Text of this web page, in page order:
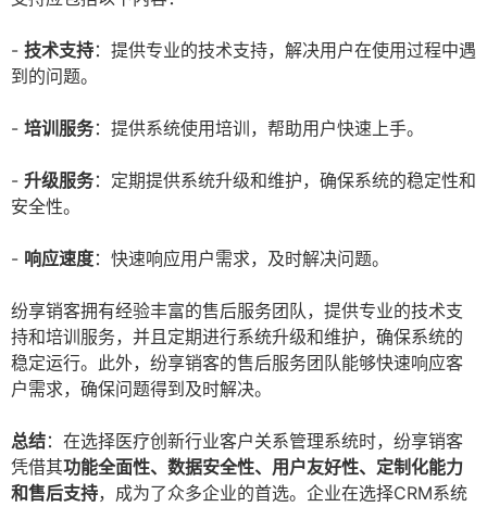
- 技术支持：提供专业的技术支持，解决用户在使用过程中遇
到的问题。
- 培训服务：提供系统使用培训，帮助用户快速上手。
- 升级服务：定期提供系统升级和维护，确保系统的稳定性和
安全性。
- 响应速度：快速响应用户需求，及时解决问题。
纷享销客拥有经验丰富的售后服务团队，提供专业的技术支
持和培训服务，并且定期进行系统升级和维护，确保系统的
稳定运行。此外，纷享销客的售后服务团队能够快速响应客
户需求，确保问题得到及时解决。
总结：在选择医疗创新行业客户关系管理系统时，纷享销客
凭借其功能全面性、数据安全性、用户友好性、定制化能力
和售后支持，成为了众多企业的首选。企业在选择CRM系统